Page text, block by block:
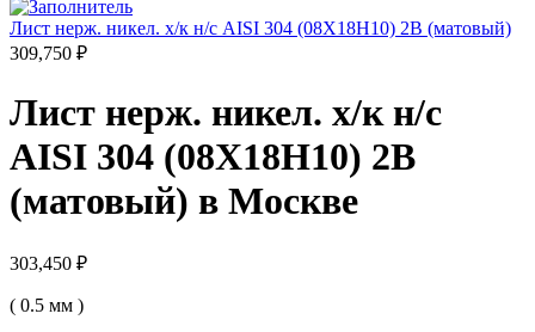
Лист нерж. никел. х/к н/с AISI 304 (08Х18Н10) 2B (матовый)
309,750 ₽
Лист нерж. никел. х/к н/с
AISI 304 (08Х18Н10) 2B
(матовый) в Москве
303,450 ₽
( 0.5 мм )